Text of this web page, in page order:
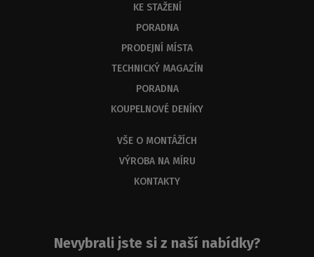
KE STAŽENÍ
PORADNA
PRODEJNÍ MÍSTA
TECHNICKÝ MAGAZÍN
PORADNA
KOUPELNOVÉ DENÍKY
VŠE O MONTÁŽÍCH
VÝROBA NA MÍRU
KONTAKTY
Nevybrali jste si z naší nabídky?